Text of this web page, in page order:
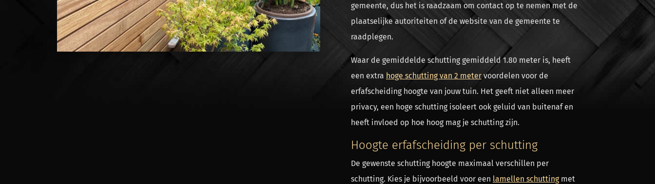
gemeente, dus het is raadzaam om contact op te nemen met de
plaatselijke autoriteiten of de website van de gemeente te
raadplegen.
Waar de gemiddelde schutting gemiddeld 1.80 meter is, heeft
een extra hoge schutting van 2 metervoordelen voor de
erfafscheiding hoogte van jouw tuin. Het geeft niet alleen meer
privacy, een hoge schutting isoleert ook geluid van buitenaf en
heeft invloed op hoe hoog mag je schutting zijn.
Hoogte erfafscheiding per schutting
De gewenste schutting hoogte maximaal verschillen per
schutting. Kies je bijvoorbeeld voor een lamellen schuttingmet